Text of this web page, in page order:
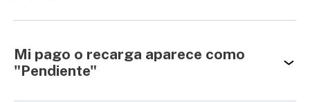
Mi pago o recarga aparece como
"Pendiente"